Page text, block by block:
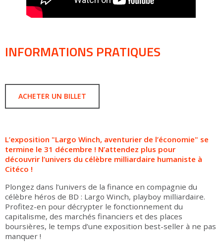
INFORMATIONS PRATIQUES
ACHETER UN BILLET
L’exposition "Largo Winch, aventurier de l’économie" se
termine le 31 décembre ! N’attendez plus pour
découvrir l’univers du célèbre milliardaire humaniste à
Citéco !
Plongez dans l’univers de la finance en compagnie du
célèbre héros de BD : Largo Winch, playboy milliardaire.
Profitez-en pour décrypter le fonctionnement du
capitalisme, des marchés financiers et des places
boursières, le temps d’une exposition best-seller à ne pas
manquer !